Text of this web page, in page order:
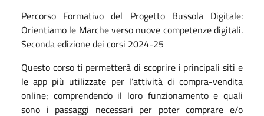
Percorso Formativo del Progetto Bussola Digitale:
Orientiamo le Marche verso nuove competenze digitali.
Seconda edizione dei corsi 2024-25
Questo corso ti permetterà di scoprire i principali siti e
le app più utilizzate per l’attività di compra-vendita
online; comprendendo il loro funzionamento e quali
sono i passaggi necessari per poter comprare e/o